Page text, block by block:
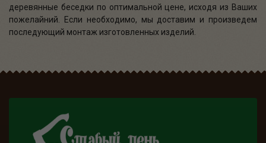
деревянные беседки по оптимальной цене, исходя из Ваших
пожелайний. Если необходимо, мы доставим и произведем
последующий монтаж изготовленных изделий.